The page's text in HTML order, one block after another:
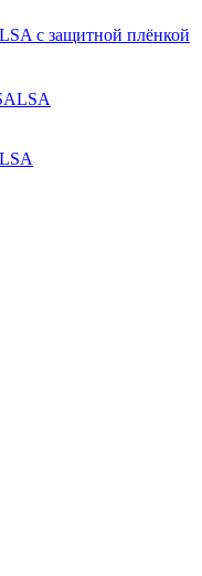
с защитной плёнкой